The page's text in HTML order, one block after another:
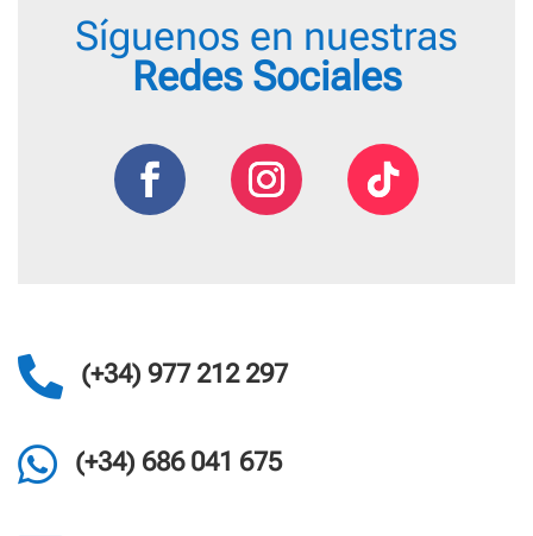
Síguenos en nuestras
Redes Sociales
 (+34) 977 212 297
 (+34) 686 041 675